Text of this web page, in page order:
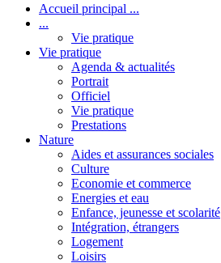
Accueil principal ...
...
Vie pratique
Vie pratique
Agenda & actualités
Portrait
Officiel
Vie pratique
Prestations
Nature
Aides et assurances sociales
Culture
Economie et commerce
Energies et eau
Enfance, jeunesse et scolarité
Intégration, étrangers
Logement
Loisirs